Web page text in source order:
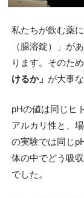
私たちが飲む薬
（腸溶錠）」が
ります。そのた
けるか」 が大事
pHの値は同じヒ
アルカリ性と、
の実験では同じ
体の中でどう吸
でした。